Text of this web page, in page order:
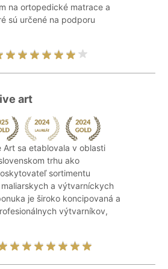
na ortopedické matrace a
sú určené na podporu
art
Art sa etablovala v oblasti
trhu ako
sortimentu
a výtvarníckych
je široko koncipovaná a
výtvarníkov,